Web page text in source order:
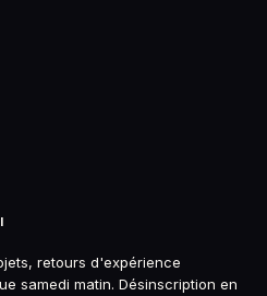
retours d'expérience
samedi matin. Désinscription en